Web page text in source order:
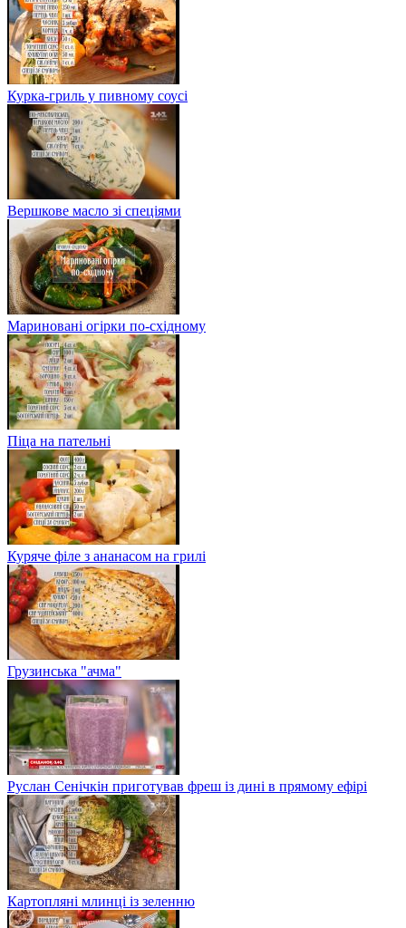
Курка-гриль у пивному соусі
Вершкове масло зі спеціями
Мариновані огірки по-східному
Піца на пательні
Куряче філе з ананасом на грилі
Грузинська "ачма"
Руслан Сенічкін приготував фреш із дині в прямому ефірі
Картопляні млинці із зеленню